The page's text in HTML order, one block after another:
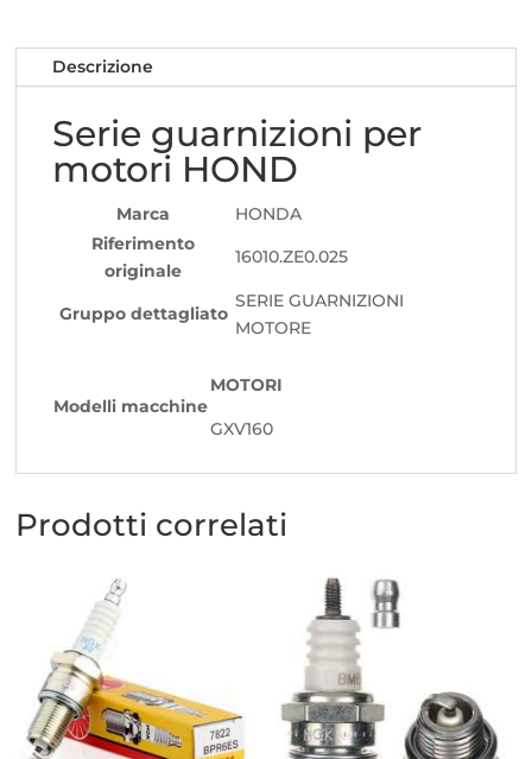
Descrizione
Serie guarnizioni per
motori HOND
Marca
HONDA
Riferimento
originale
16010.ZE0.025
Gruppo dettagliato
SERIE GUARNIZIONI
MOTORE
Modelli macchine
MOTORI
GXV160
Prodotti correlati